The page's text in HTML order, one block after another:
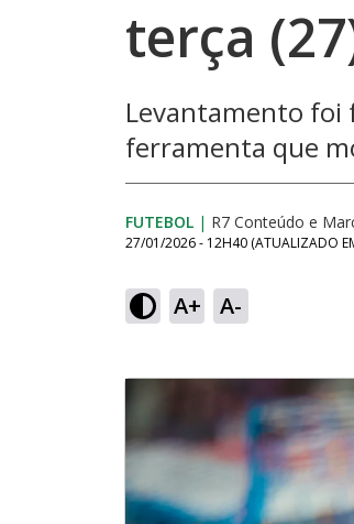
terça
Levantamento foi
ferramenta que
FUTEBOL | R7 Conteúdo e
27/01/2026 - 12H40 (ATUALIZADO
A+ A-